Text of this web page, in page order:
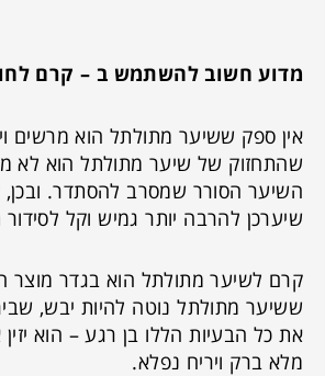
מדוע חשוב להשתמש ב – קרם
אין ספק ששיער מתולתל הוא מרשים
שהתחזוק של שיער מתולתל הוא לא
השיער הסורר שמסרב להסתדר. ובכן,
שיערכן להרבה יותר גמיש וקל
קרם לשיער מתולתל הוא בגדר מוצר
ששיער מתולתל נוטה להיות יבש,
את כל הבעיות הללו בן רגע – הוא
מלא ברק ויריח נפלא.